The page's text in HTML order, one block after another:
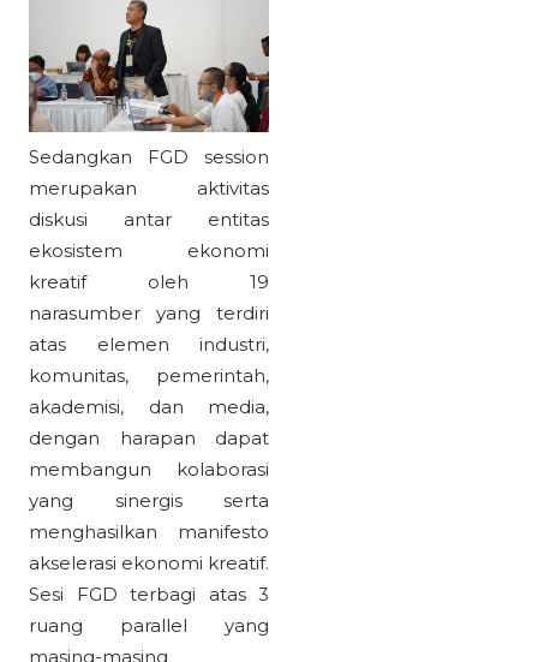
Sedangkan FGD session
merupakan aktivitas
diskusi antar entitas
ekosistem ekonomi
kreatif oleh 19
narasumber yang terdiri
atas elemen industri,
komunitas, pemerintah,
akademisi, dan media,
dengan harapan dapat
membangun kolaborasi
yang sinergis serta
menghasilkan manifesto
akselerasi ekonomi kreatif.
Sesi FGD terbagi atas 3
ruang parallel yang
masing-masing